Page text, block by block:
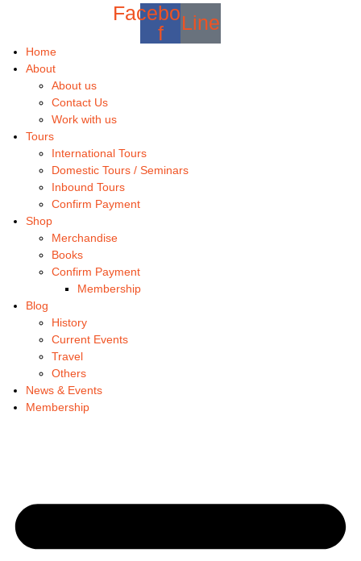
Facebook-
f
Line
Home
About
About us
Contact Us
Work with us
Tours
International Tours
Domestic Tours / Seminars
Inbound Tours
Confirm Payment
Shop
Merchandise
Books
Confirm Payment
Membership
Blog
History
Current Events
Travel
Others
News & Events
Membership